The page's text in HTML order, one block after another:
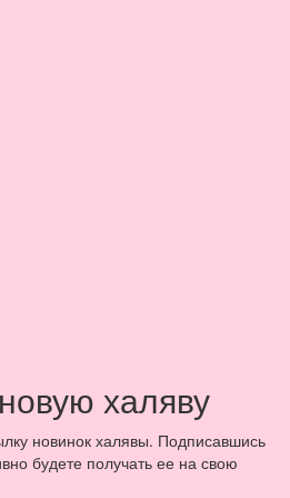
халяву
новинок халявы. Подписавшись
будете получать ее на свою